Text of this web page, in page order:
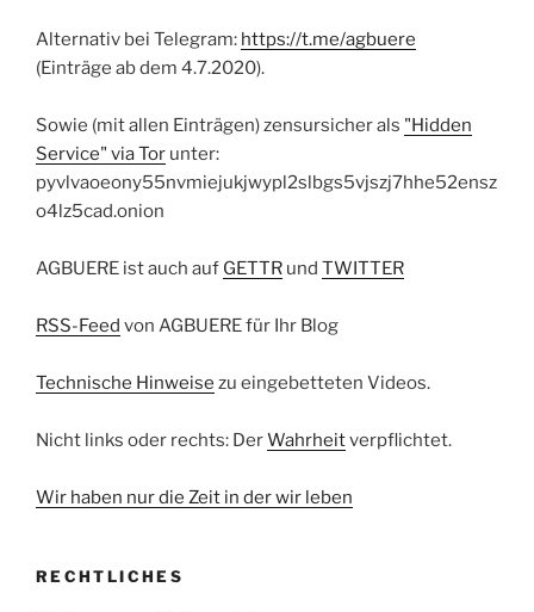
Alternativ bei Telegram: https://t.me/agbuere
(Einträge ab dem 4.7.2020).
Sowie (mit allen Einträgen) zensursicher als "Hidden
Service" via Tor unter:
pyvlvaoeony55nvmiejukjwypl2slbgs5vjszj7hhe52ensz
o4lz5cad.onion
AGBUERE ist auch auf GETTR und TWITTER
RSS-Feed von AGBUERE für Ihr Blog
Technische Hinweise zu eingebetteten Videos.
Nicht links oder rechts: DerWahrheitverpflichtet.
Wir haben nur die Zeit in der wir leben
RECHTLICHES